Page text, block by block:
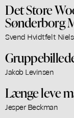
Det Store
Sønderborg
Svend Hvidtfelt
Jakob Levinsen
Længe leve
Jesper Beckman